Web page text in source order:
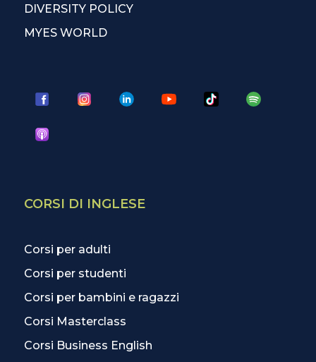
DIVERSITY POLICY
MYES WORLD
CORSI DI INGLESE
Corsi per adulti
Corsi per studenti
Corsi per bambini e ragazzi
Corsi Masterclass
Corsi Business English